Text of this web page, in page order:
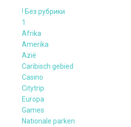
! Без рубрики
1
Afrika
Amerika
Azië
Caribisch gebied
Casino
Citytrip
Europa
Games
Nationale parken